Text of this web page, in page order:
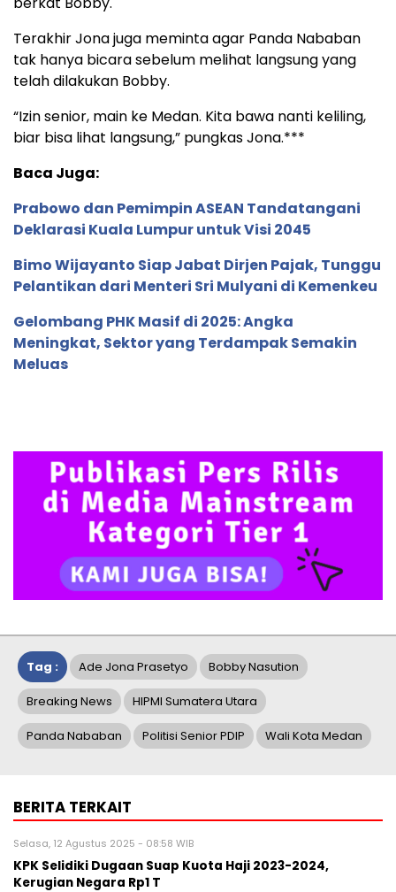
Terakhir Jona juga meminta agar Panda Nababan
tak hanya bicara sebelum melihat langsung yang
telah dilakukan Bobby.
“Izin senior, main ke Medan. Kita bawa nanti keliling,
biar bisa lihat langsung,” pungkas Jona.***
Baca Juga:
Prabowo dan Pemimpin ASEAN Tandatangani
Deklarasi Kuala Lumpur untuk Visi 2045
Bimo Wijayanto Siap Jabat Dirjen Pajak, Tunggu
Pelantikan dari Menteri Sri Mulyani di Kemenkeu
Gelombang PHK Masif di 2025: Angka
Meningkat, Sektor yang Terdampak Semakin
Meluas
Tag : Ade Jona Prasetyo Bobby Nasution
Breaking News HIPMI Sumatera Utara
Panda Nababan Politisi Senior PDIP Wali Kota Medan
BERITA TERKAIT
Selasa, 12 Agustus 2025 - 08:58 WIB
KPK Selidiki Dugaan Suap Kuota Haji 2023-2024,
Kerugian Negara Rp1 T